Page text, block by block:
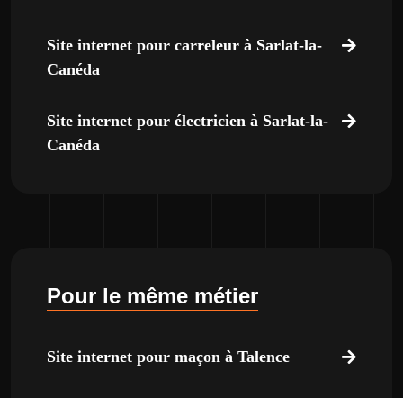
Site internet pour carreleur à Sarlat-la-
Canéda
Site internet pour électricien à Sarlat-la-
Canéda
Pour le même métier
Site internet pour maçon à Talence